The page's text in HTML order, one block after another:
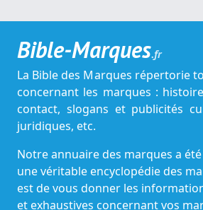
Bible-Marques.fr
La Bible des Marques répertorie
concernant les marques :
contact, slogans et publicités
juridiques, etc.
Notre annuaire des marques a
une véritable encyclopédie des
est de vous donner les
et exhaustives concernant vos